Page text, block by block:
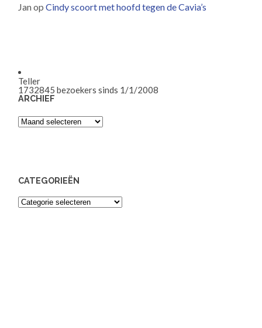
JanopCindy scoort met hoofd tegen de Cavia’s
Teller
1732845 bezoekers sinds 1/1/2008
ARCHIEF
Archief
CATEGORIEËN
Categorieën